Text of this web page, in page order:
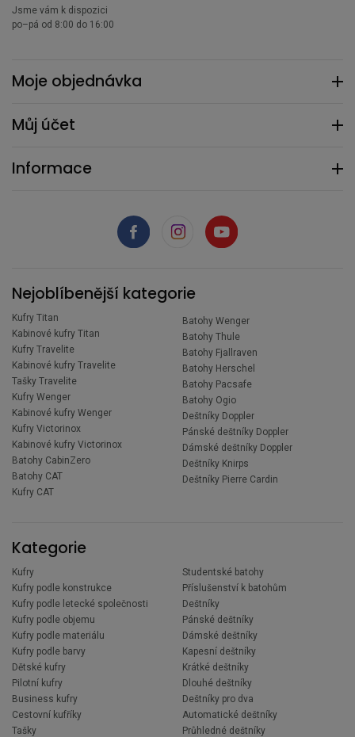
Moje objednávka
Můj účet
Informace
Jsme vám k dispozici
po–pá od 8:00 do 16:00
Nejoblíbenější kategorie
Kufry Titan
Kabinové kufry Titan
Kufry Travelite
Kabinové kufry Travelite
Tašky Travelite
Kufry Wenger
Kabinové kufry Wenger
Kufry Victorinox
Kabinové kufry Victorinox
Batohy CabinZero
Batohy CAT
Kufry CAT
Batohy Wenger
Batohy Thule
Batohy Fjallraven
Batohy Herschel
Batohy Pacsafe
Batohy Ogio
Deštníky Doppler
Pánské deštníky Doppler
Dámské deštníky Doppler
Deštníky Knirps
Deštníky Pierre Cardin
Kategorie
Kufry
Kufry podle konstrukce
Kufry podle letecké společnosti
Kufry podle objemu
Kufry podle materiálu
Kufry podle barvy
Dětské kufry
Pilotní kufry
Business kufry
Cestovní kufříky
Tašky
Studentské batohy
Příslušenství k batohům
Deštníky
Pánské deštníky
Dámské deštníky
Kapesní deštníky
Krátké deštníky
Dlouhé deštníky
Deštníky pro dva
Automatické deštníky
Průhledné deštníky